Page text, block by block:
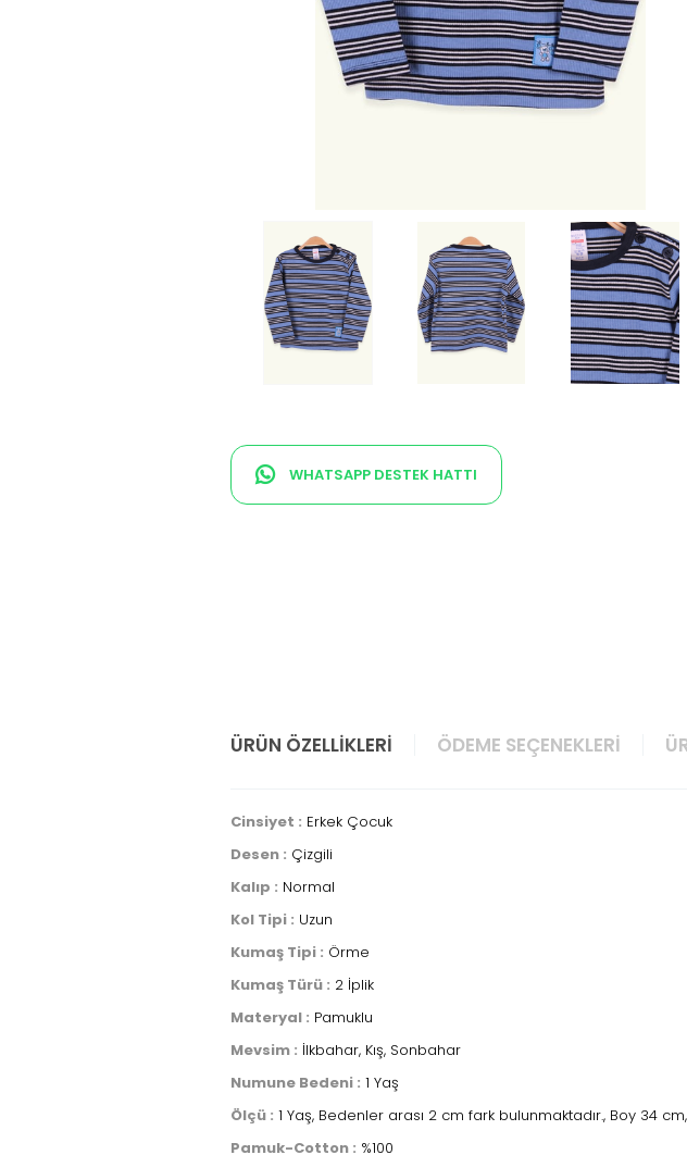
WHATSAPP DESTEK HATTI
ÜRÜN ÖZELLIKLERI ÖDEME SEÇENEKLERI
Cinsiyet : Erkek Çocuk
Desen : Çizgili
Kalıp : Normal
Kol Tipi : Uzun
Kumaş Tipi : Örme
Kumaş Türü : 2 İplik
Materyal : Pamuklu
Mevsim : İlkbahar, Kış, Sonbahar
Numune Bedeni : 1 Yaş
Ölçü : 1 Yaş, Bedenler arası 2 cm fark bulunmaktadır., Boy 34
Pamuk-Cotton : %100